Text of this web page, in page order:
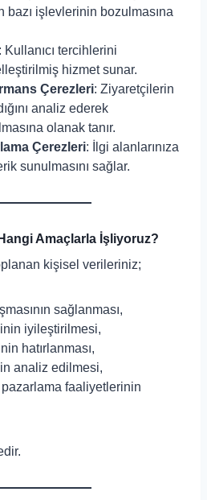
bazı işlevlerinin bozulmasına
: Kullanıcı tercihlerini
hizmet sunar.
Çerezleri: Ziyaretçilerin
analiz ederek
olanak tanır.
Çerezleri: İlgi alanlarınıza
sunulmasını sağlar.
Amaçlarla İşliyoruz?
kişisel verileriniz;
sağlanması,
iyileştirilmesi,
hatırlanması,
analiz edilmesi,
faaliyetlerinin